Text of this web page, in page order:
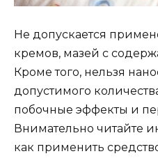
Не допускается
кремов, мазей с
Кроме того, нельзя
допустимого
побочные эффекты и
Внимательно читайте
как применить